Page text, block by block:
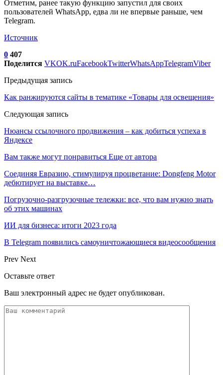
Отметим, ранее такую функцию запустил для своих
пользователей WhatsApp, едва ли не впервые раньше, чем
Telegram.
Источник
0 407
Поделится VKOK.ruFacebookTwitterWhatsAppTelegramViber
Предыдущая запись
Как ранжируются сайты в тематике «Товары для освещения»
Следующая запись
Нюансы ссылочного продвижения – как добиться успеха в
Яндексе
Вам также могут понравиться Еще от автора
Соединяя Евразию, стимулируя процветание: Dongfeng Motor
дебютирует на выставке…
Погрузочно-разгрузочные тележки: все, что вам нужно знать
об этих машинах
ИИ для бизнеса: итоги 2023 года
В Telegram появились самоуничтожающиеся видеосообщения
Prev Next
Оставьте ответ
Ваш электронный адрес не будет опубликован.